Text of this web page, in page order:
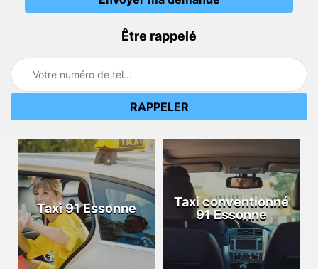
Être rappelé
Taxi 91 Essonne
Taxi conventionné
91 Essonne